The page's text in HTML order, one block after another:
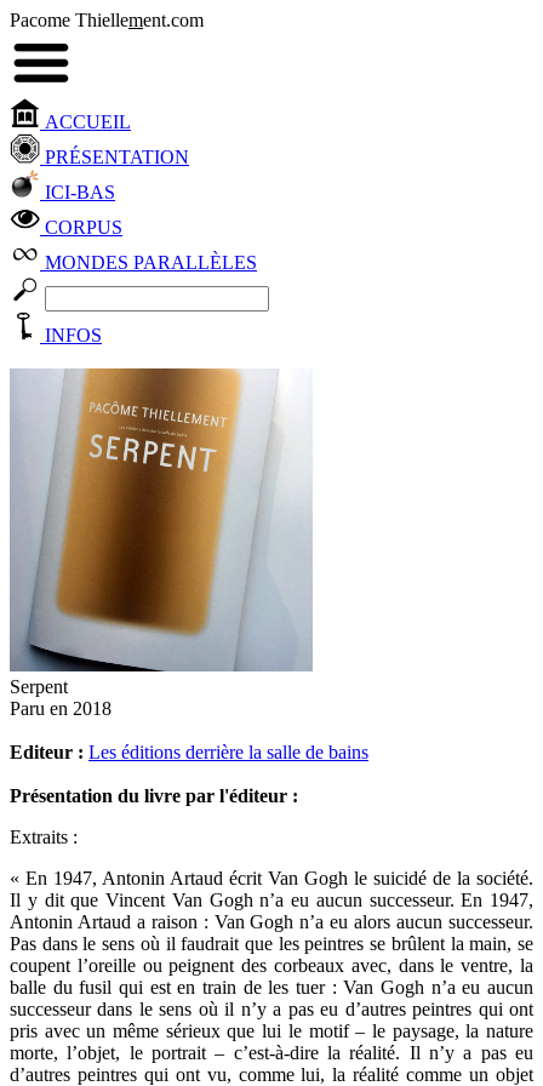
Pacome Thiellement.com
ACCUEIL
PRÉSENTATION
ICI-BAS
CORPUS
MONDES PARALLÈLES
INFOS
Serpent
Paru en 2018
Editeur : Les éditions derrière la salle de bains
Présentation du livre par l'éditeur :
Extraits :
« En 1947, Antonin Artaud écrit Van Gogh le suicidé de la société.
Il y dit que Vincent Van Gogh n’a eu aucun successeur. En 1947,
Antonin Artaud a raison : Van Gogh n’a eu alors aucun successeur.
Pas dans le sens où il faudrait que les peintres se brûlent la main, se
coupent l’oreille ou peignent des corbeaux avec, dans le ventre, la
balle du fusil qui est en train de les tuer : Van Gogh n’a eu aucun
successeur dans le sens où il n’y a pas eu d’autres peintres qui ont
pris avec un même sérieux que lui le motif – le paysage, la nature
morte, l’objet, le portrait – c’est-à-dire la réalité. Il n’y a pas eu
d’autres peintres qui ont vu, comme lui, la réalité comme un objet